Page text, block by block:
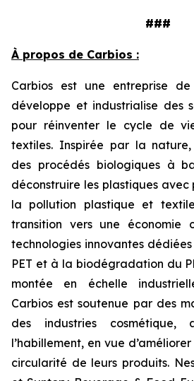
###
À propos de Carbios :
Carbios est une entreprise
développe et industrialise des
pour réinventer le cycle de
textiles. Inspirée par la
des procédés biologiques à
déconstruire les plastiques avec
la pollution plastique et
transition vers une économie
technologies innovantes
PET et à la biodégradation du
montée en échelle
Carbios est soutenue par des
des industries
l’habillement, en vue
circularité de leurs produits.